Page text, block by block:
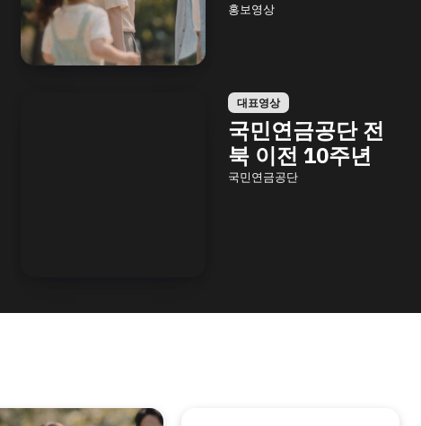
홍보영상
대표영상
국민연금공단 전
북 이전 10주년
국민연금공단